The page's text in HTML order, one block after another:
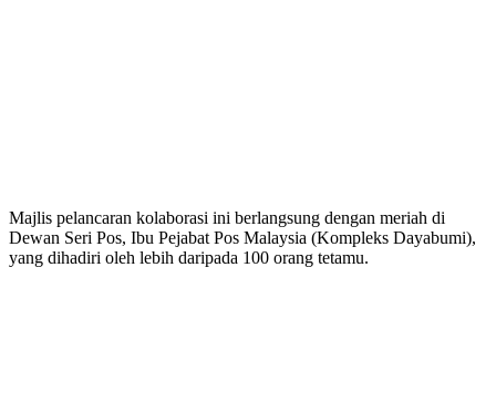
Majlis pelancaran kolaborasi ini berlangsung dengan meriah di
Dewan Seri Pos, Ibu Pejabat Pos Malaysia (Kompleks Dayabumi),
yang dihadiri oleh lebih daripada 100 orang tetamu.